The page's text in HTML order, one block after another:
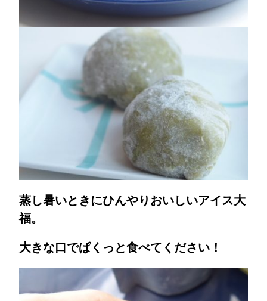
蒸し暑いときにひんやりおいしいアイス大
福。
大きな口でぱくっと食べてください！